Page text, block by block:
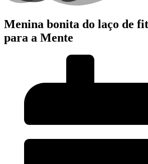
Menina bonita do laço de
para a Mente